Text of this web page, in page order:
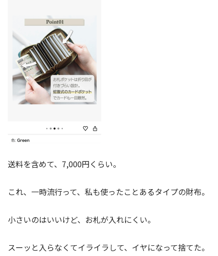
送料を含めて、7,000円くらい。
これ、一時流行って、私も使ったことあるタイプの財布。
小さいのはいいけど、お札が入れにくい。
スーッと入らなくてイライラして、イヤになって捨てた。